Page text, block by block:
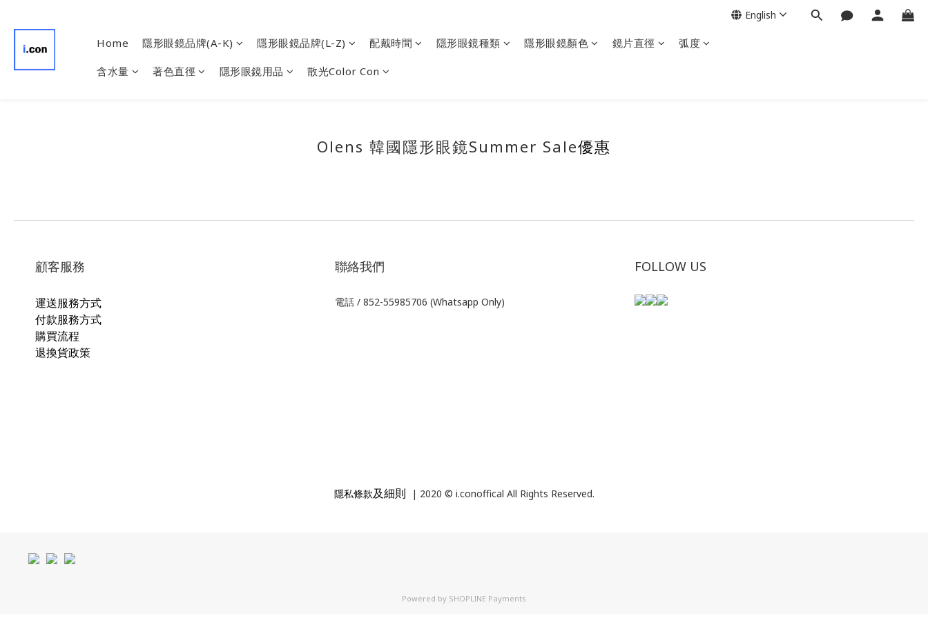
Home 隱形眼鏡品牌(A-K) 隱形眼鏡品牌(L-Z) 配戴時間 隱形眼鏡種類 隱形眼鏡顏色 鏡片直徑 弧度
含水量 著色直徑 隱形眼鏡用品 散光Color Con
English
Olens 韓國隱形眼鏡Summer Sale優惠
顧客服務
運送服務方式
付款服務方式
購買流程
退換貨政策
聯絡我們
電話 / 852-55985706 (Whatsapp Only)
FOLLOW US
隱私條款及細則 | 2020 © i.conoffical All Rights Reserved.
Powered by SHOPLINE Payments